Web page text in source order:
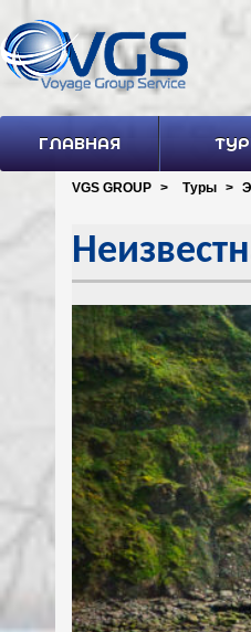
ГЛАВНАЯ
VGS GROUP > Туры >